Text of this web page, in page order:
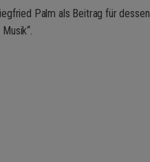
Palm als Beitrag für dessen